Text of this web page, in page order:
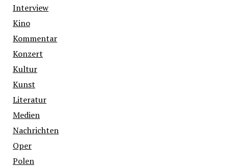
Interview
Kino
Kommentar
Konzert
Kultur
Kunst
Literatur
Medien
Nachrichten
Oper
Polen